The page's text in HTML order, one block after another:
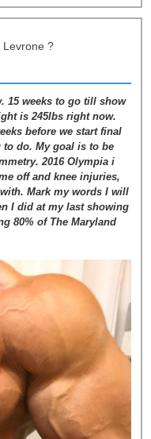
Levrone ?
15 weeks to go till show
is 245lbs right now.
before we start final
to do. My goal is to be
2016 Olympia i
off and knee injuries,
Mark my words I will
I did at my last showing
80% of The Maryland